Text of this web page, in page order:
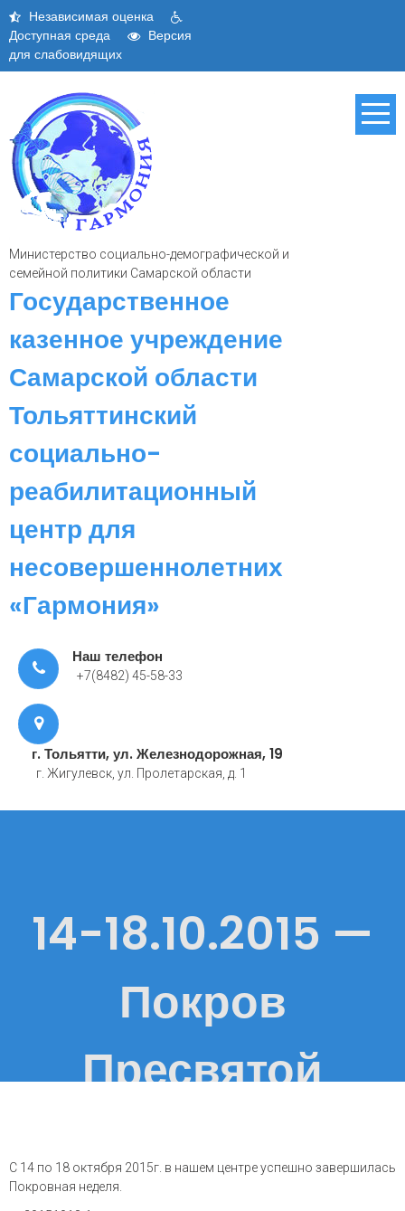
Skip
content
Независимая оценка
Доступная среда
Версия
для слабовидящих
Министерство социально-демографической и
семейной политики Самарской области
Государственное
казенное учреждение
Самарской области
Тольяттинский
социально-
реабилитационный
центр для
несовершеннолетних
«Гармония»
Наш телефон
+7(8482) 45-58-33
г. Тольятти, ул. Железнодорожная, 19
г. Жигулевск, ул. Пролетарская, д. 1
14-18.10.2015 —
Покров
Пресвятой
С 14 по 18 октября 2015г. в нашем центре успешно завершилась
Покровная неделя.